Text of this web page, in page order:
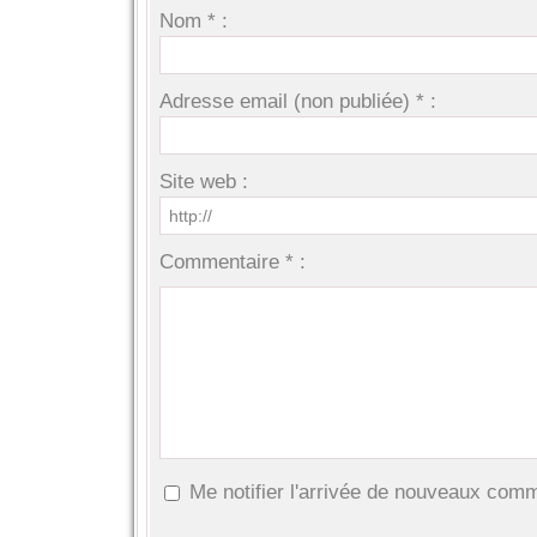
Nom * :
Adresse email (non publiée) * :
Site web :
Commentaire * :
Me notifier l'arrivée de nouveaux